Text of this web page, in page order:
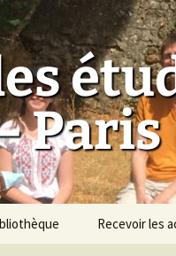
Paris
Recevoir les